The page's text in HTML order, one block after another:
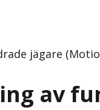
jägare
av